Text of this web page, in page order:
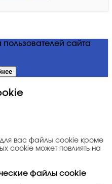
сайта
вас файлы cookie кроме
cookie может повлиять на
файлы cookie